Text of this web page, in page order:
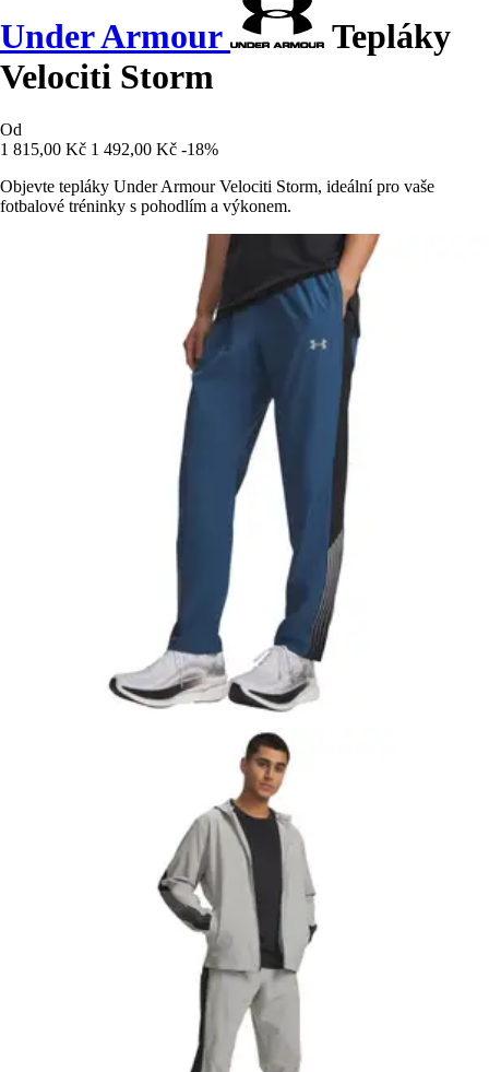
Under Armour
Tepláky
Velociti Storm
Od
1 815,00 Kč 1 492,00 Kč -18%
Objevte tepláky Under Armour Velociti Storm, ideální pro vaše
fotbalové tréninky s pohodlím a výkonem.